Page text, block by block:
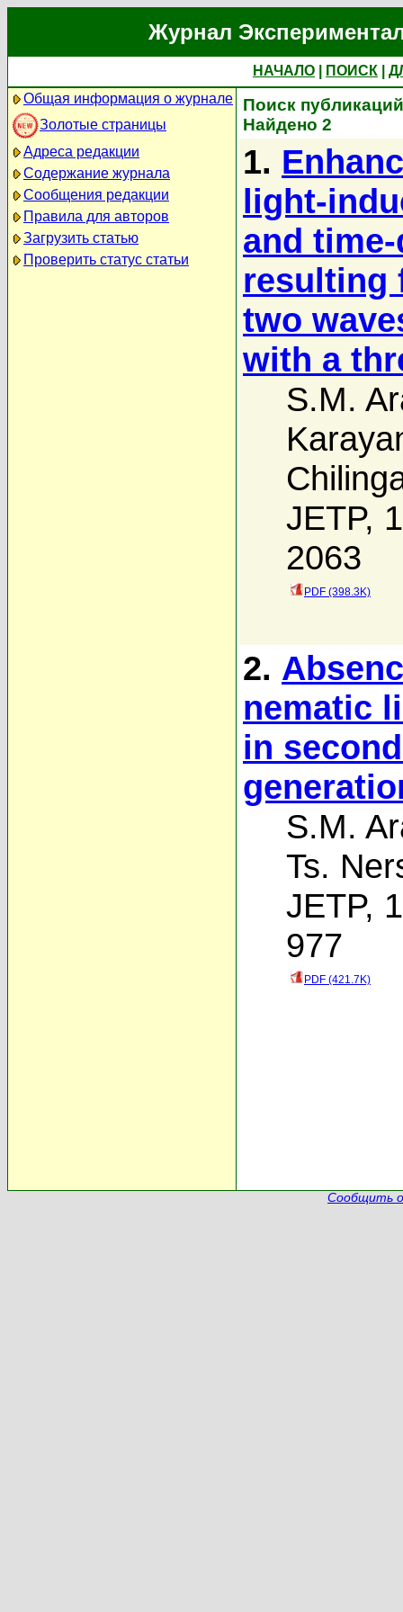
Журнал
НАЧАЛО ПОИСК
Общая информация о журнале
Золотые страницы
Адреса редакции
Содержание журнала
Сообщения редакции
Правила для авторов
Загрузить статью
Проверить статус статьи
Поиск
Найдено 2
1.
light-
and
resulting
two
with a
S.M.
JETP,
2063
PDF (398.3K)
2.
nematic
in
S.M.
Ts.
JETP,
977
PDF (421.7K)
Сообщить о